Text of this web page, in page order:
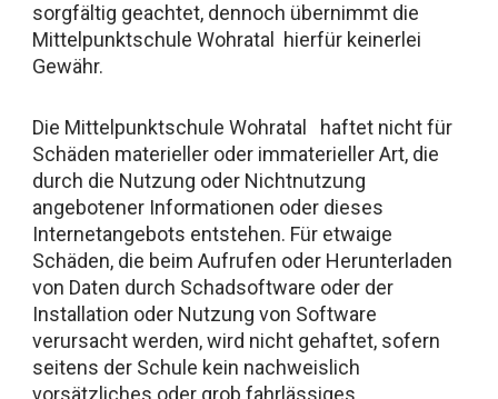
sorgfältig geachtet, dennoch übernimmt die
Mittelpunktschule Wohratal hierfür keinerlei
Gewähr.
Die Mittelpunktschule Wohratal haftet nicht für
Schäden materieller oder immaterieller Art, die
durch die Nutzung oder Nichtnutzung
angebotener Informationen oder dieses
Internetangebots entstehen. Für etwaige
Schäden, die beim Aufrufen oder Herunterladen
von Daten durch Schadsoftware oder der
Installation oder Nutzung von Software
verursacht werden, wird nicht gehaftet, sofern
seitens der Schule kein nachweislich
vorsätzliches oder grob fahrlässiges